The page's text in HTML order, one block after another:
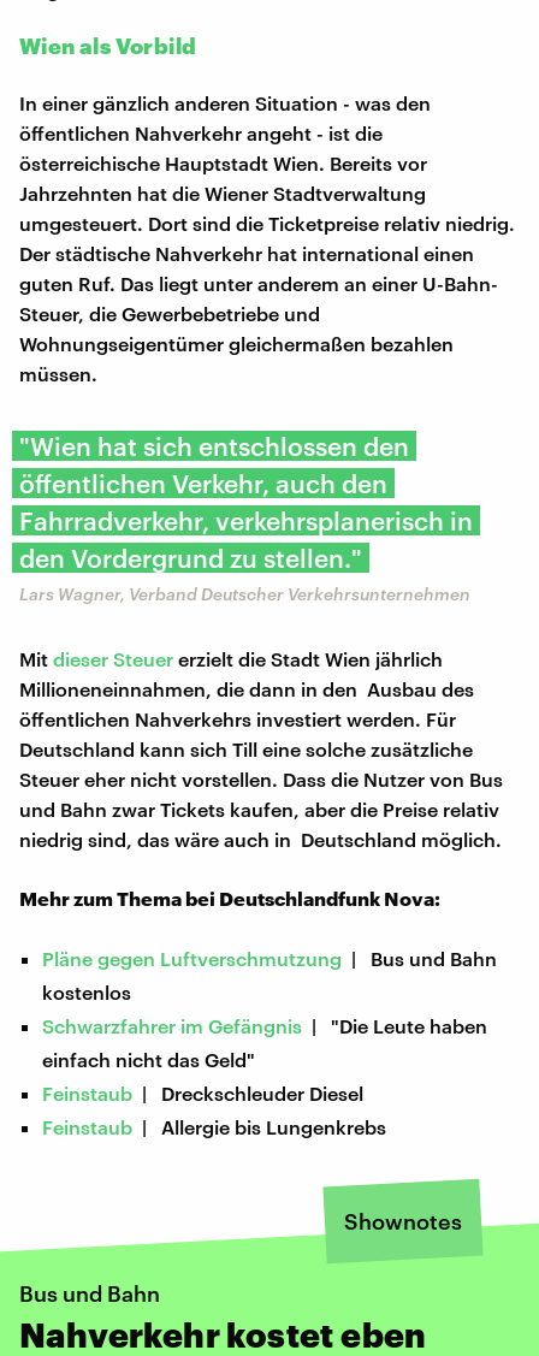
Wien als Vorbild
In einer gänzlich anderen Situation - was den
öffentlichen Nahverkehr angeht - ist die
österreichische Hauptstadt Wien. Bereits vor
Jahrzehnten hat die Wiener Stadtverwaltung
umgesteuert. Dort sind die Ticketpreise relativ niedrig.
Der städtische Nahverkehr hat international einen
guten Ruf. Das liegt unter anderem an einer U-Bahn-
Steuer, die Gewerbebetriebe und
Wohnungseigentümer gleichermaßen bezahlen
müssen.
"Wien hat sich entschlossen den
öffentlichen Verkehr, auch den
Fahrradverkehr, verkehrsplanerisch in
den Vordergrund zu stellen."
Lars Wagner, Verband Deutscher Verkehrsunternehmen
Mit dieser Steuer erzielt die Stadt Wien jährlich
Millioneneinnahmen, die dann in den Ausbau des
öffentlichen Nahverkehrs investiert werden. Für
Deutschland kann sich Till eine solche zusätzliche
Steuer eher nicht vorstellen. Dass die Nutzer von Bus
und Bahn zwar Tickets kaufen, aber die Preise relativ
niedrig sind, das wäre auch in Deutschland möglich.
Mehr zum Thema bei Deutschlandfunk Nova:
Pläne gegen Luftverschmutzung | Bus und Bahn
kostenlos
Schwarzfahrer im Gefängnis | "Die Leute haben
einfach nicht das Geld"
Feinstaub | Dreckschleuder Diesel
Feinstaub | Allergie bis Lungenkrebs
Shownotes
Bus und Bahn
Nahverkehr kostet eben